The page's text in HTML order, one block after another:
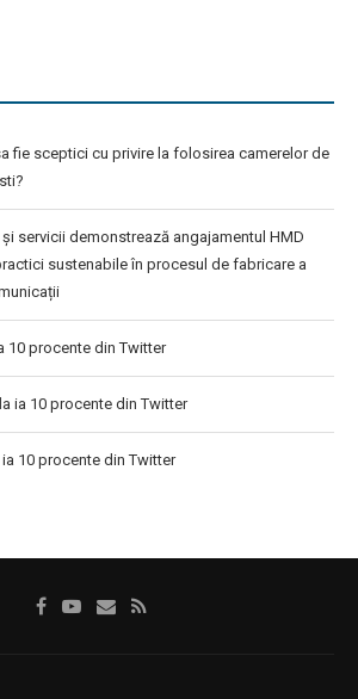
fie sceptici cu privire la folosirea camerelor de
servicii demonstrează angajamentul HMD
sustenabile în procesul de fabricare a
10 procente din Twitter
ia 10 procente din Twitter
ia 10 procente din Twitter